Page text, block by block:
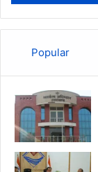
Popular